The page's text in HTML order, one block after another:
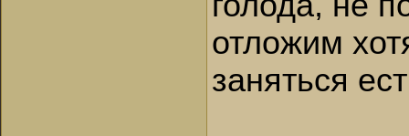
отложим
заняться